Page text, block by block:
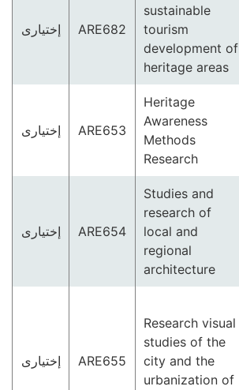
sustainable
tourism
development of
heritage areas
ARE682 إختيارى
Heritage
Awareness
Methods
Research
ARE653 إختيارى
Studies and
research of
local and
regional
architecture
ARE654 إختيارى
Research visual
studies of the
city and the
urbanization of
ARE655 إختيارى